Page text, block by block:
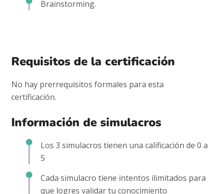
Brainstorming.
Requisitos de la certificación
No hay prerrequisitos formales para esta
certificación.
Información de simulacros
Los 3 simulacros tienen una calificación de 0 a
5
Cada simulacro tiene intentos ilimitados para
que logres validar tu conocimiento